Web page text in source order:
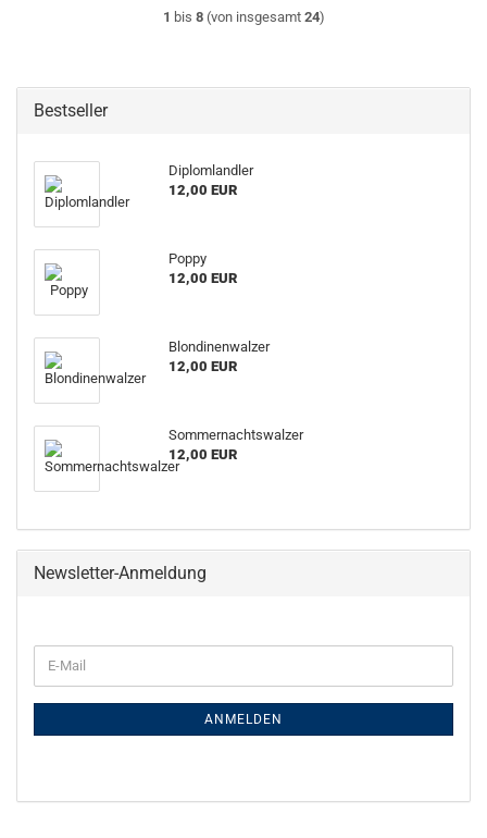
1 bis 8(von insgesamt 24)
Bestseller
Diplomlandler
12,00 EUR
Poppy
12,00 EUR
Blondinenwalzer
12,00 EUR
Sommernachtswalzer
12,00 EUR
Newsletter-Anmeldung
E-
Mail
ANMELDEN